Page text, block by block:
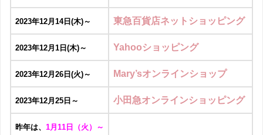
2023年12月14日(木)～ 東急百貨店ネットショッピング
2023年12月1日(木)～ Yahooショッピング
2023年12月26日(火)～ Mary’sオンラインショップ
2023年12月25日～ 小田急オンラインショッピング
昨年は、 1月11日（火）～